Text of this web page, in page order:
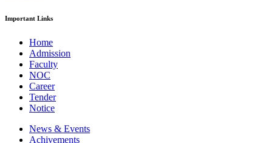
Important Links
Home
Admission
Faculty
NOC
Career
Tender
Notice
News & Events
Achivements